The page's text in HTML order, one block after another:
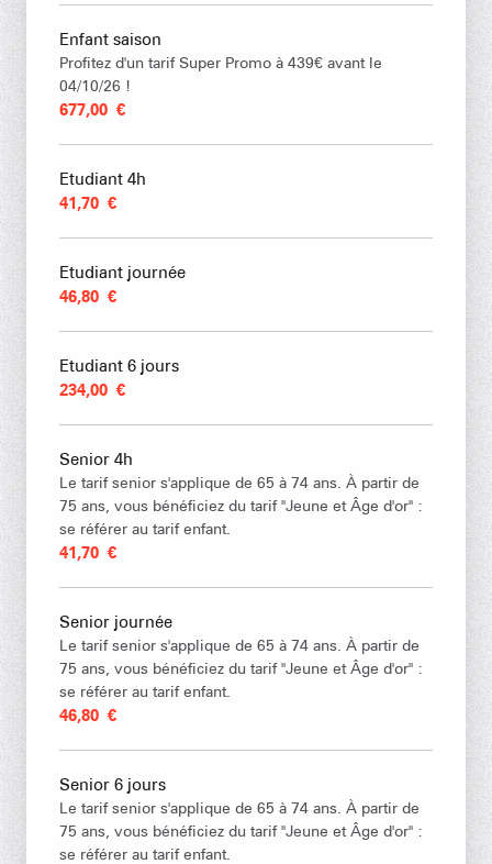
Enfant saison
Profitez d'un tarif Super Promo à 439€ avant le
04/10/26 !
677,00 €
Etudiant 4h
41,70 €
Etudiant journée
46,80 €
Etudiant 6 jours
234,00 €
Senior 4h
Le tarif senior s'applique de 65 à 74 ans. À partir de
75 ans, vous bénéficiez du tarif "Jeune et Âge d'or" :
se référer au tarif enfant.
41,70 €
Senior journée
Le tarif senior s'applique de 65 à 74 ans. À partir de
75 ans, vous bénéficiez du tarif "Jeune et Âge d'or" :
se référer au tarif enfant.
46,80 €
Senior 6 jours
Le tarif senior s'applique de 65 à 74 ans. À partir de
75 ans, vous bénéficiez du tarif "Jeune et Âge d'or" :
se référer au tarif enfant.